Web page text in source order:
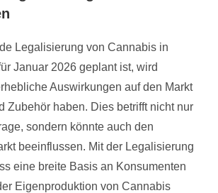
Legalisierung von Cannabis in
Januar 2026 geplant ist, wird
Auswirkungen auf den Markt
Zubehör haben. Dies betrifft nicht nur
sondern könnte auch den
beeinflussen. Mit der Legalisierung
eine breite Basis an Konsumenten
Eigenproduktion von Cannabis